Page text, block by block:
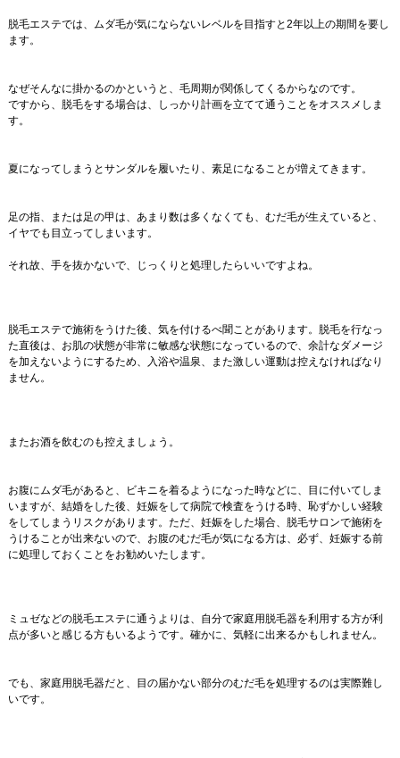
脱毛エステでは、ムダ毛が気にならないレベルを目指すと2年以上の期間を要し
ます。
なぜそんなに掛かるのかというと、毛周期が関係してくるからなのです。
ですから、脱毛をする場合は、しっかり計画を立てて通うことをオススメしま
す。
夏になってしまうとサンダルを履いたり、素足になることが増えてきます。
足の指、または足の甲は、あまり数は多くなくても、むだ毛が生えていると、
イヤでも目立ってしまいます。
それ故、手を抜かないで、じっくりと処理したらいいですよね。
脱毛エステで施術をうけた後、気を付けるべ聞ことがあります。脱毛を行なっ
た直後は、お肌の状態が非常に敏感な状態になっているので、余計なダメージ
を加えないようにするため、入浴や温泉、また激しい運動は控えなければなり
ません。
またお酒を飲むのも控えましょう。
お腹にムダ毛があると、ビキニを着るようになった時などに、目に付いてしま
いますが、結婚をした後、妊娠をして病院で検査をうける時、恥ずかしい経験
をしてしまうリスクがあります。ただ、妊娠をした場合、脱毛サロンで施術を
うけることが出来ないので、お腹のむだ毛が気になる方は、必ず、妊娠する前
に処理しておくことをお勧めいたします。
ミュゼなどの脱毛エステに通うよりは、自分で家庭用脱毛器を利用する方が利
点が多いと感じる方もいるようです。確かに、気軽に出来るかもしれません。
でも、家庭用脱毛器だと、目の届かない部分のむだ毛を処理するのは実際難し
いです。